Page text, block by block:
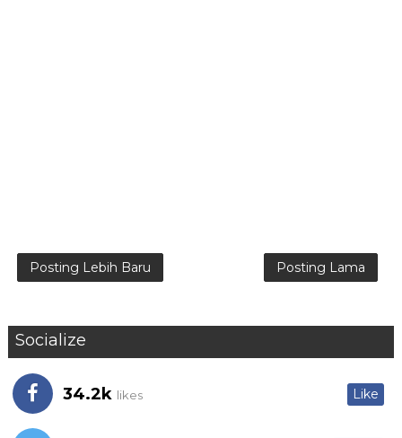
Posting Lebih Baru Posting Lama
Socialize
34.2k likes Like